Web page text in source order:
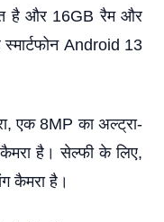
है और 16GB रैम और
Android 13
एक 8MP का अल्ट्रा-
है। सेल्फी के लिए,
कैमरा है।